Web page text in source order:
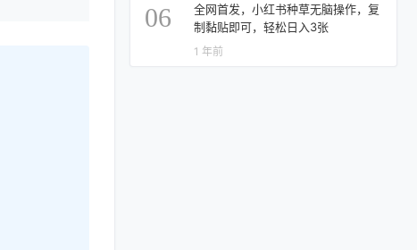
06
全网首发，小红书种草无脑操作，复
制黏贴即可，轻松日入3张
1 年前